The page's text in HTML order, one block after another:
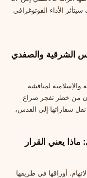
الأداء الفوتوغرافي
الشرقية والصفدي
والإسلامية لمناقشة
من خطر تفجر صراع
سفاراتها إلى القدس،
يعني القرار
أوراقها في طريقها